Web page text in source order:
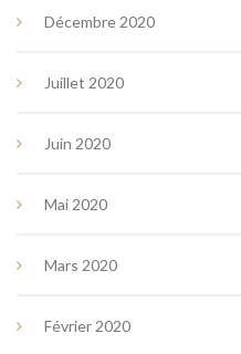
Décembre 2020
Juillet 2020
Juin 2020
Mai 2020
Mars 2020
Février 2020